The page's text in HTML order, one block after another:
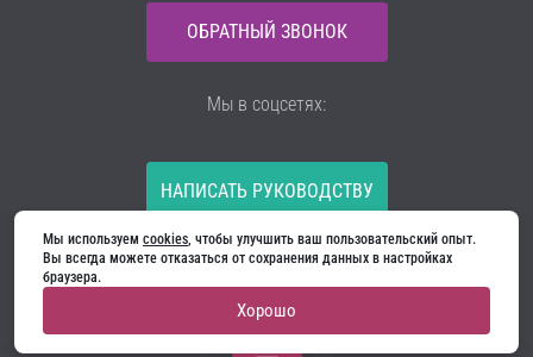
ОБРАТНЫЙ ЗВОНОК
НАПИСАТЬ РУКОВОДСТВУ
Все материалы на сайте принадлежат компании
ООО «Ягуар-М» — входные и межкомнатные двери
Политика конфиденциальности
Договор оферты
Мы в соцсетях:
Мы используем cookies, чтобы улучшить ваш пользовательский опыт.
Вы всегда можете отказаться от сохранения данных в настройках
браузера.
Хорошо